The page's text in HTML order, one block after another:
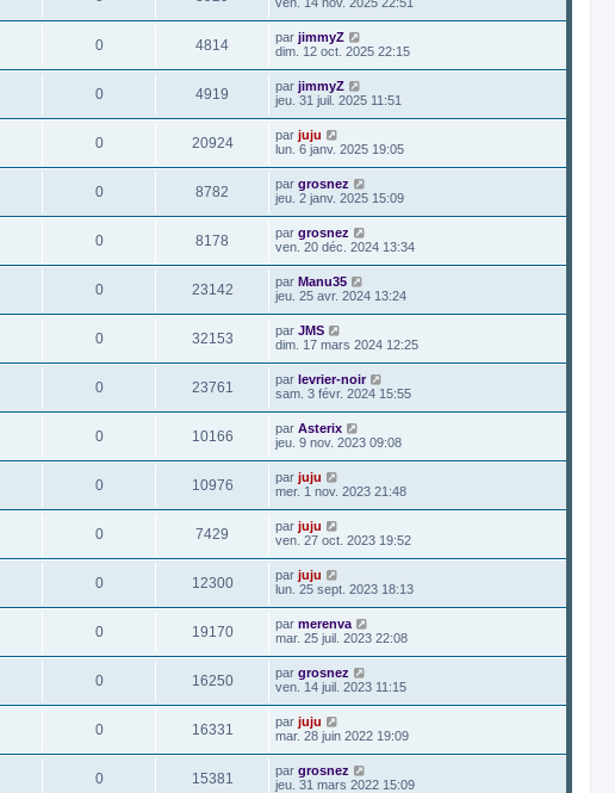
0 4814 par jimmyZ
dim. 12 oct. 2025 22:15
0 4919 par jimmyZ
jeu. 31 juil. 2025 11:51
0 20924 par juju
lun. 6 janv. 2025 19:05
0 8782 par grosnez
jeu. 2 janv. 2025 15:09
0 8178 par grosnez
ven. 20 déc. 2024 13:34
0 23142 par Manu35
jeu. 25 avr. 2024 13:24
0 32153 par JMS
dim. 17 mars 2024 12:25
0 23761 par levrier-noir
sam. 3 févr. 2024 15:55
0 10166 par Asterix
jeu. 9 nov. 2023 09:08
0 10976 par juju
mer. 1 nov. 2023 21:48
0 7429 par juju
ven. 27 oct. 2023 19:52
0 12300 par juju
lun. 25 sept. 2023 18:13
0 19170 par merenva
mar. 25 juil. 2023 22:08
0 16250 par grosnez
ven. 14 juil. 2023 11:15
0 16331 par juju
mar. 28 juin 2022 19:09
0 15381 par grosnez
jeu. 31 mars 2022 15:09